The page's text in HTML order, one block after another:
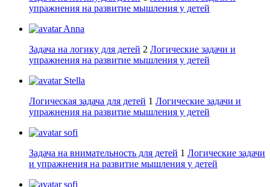
упражнения на развитие мышления у детей
Anna
Задача на логику для детей 2 Логические задачи и
упражнения на развитие мышления у детей
Stella
Логическая задача для детей 1 Логические задачи и
упражнения на развитие мышления у детей
sofi
Задача на внимательность для детей 1 Логические задачи
и упражнения на развитие мышления у детей
sofi